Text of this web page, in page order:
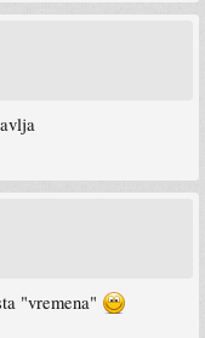
"vremena"